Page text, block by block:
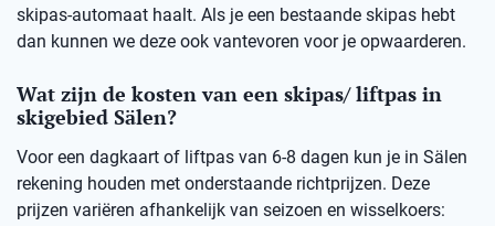
skipas-automaat haalt. Als je een bestaande skipas hebt
dan kunnen we deze ook vantevoren voor je opwaarderen.
Wat zijn de kosten van een skipas/ liftpas in
skigebied Sälen?
Voor een dagkaart of liftpas van 6-8 dagen kun je in Sälen
rekening houden met onderstaande richtprijzen. Deze
prijzen variëren afhankelijk van seizoen en wisselkoers: